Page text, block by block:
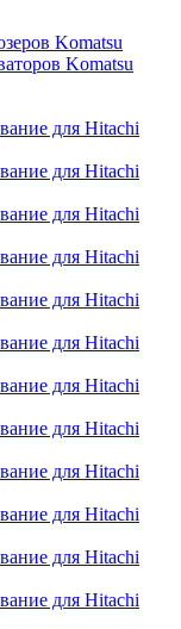
Komatsu
Komatsu
для Hitachi
для Hitachi
для Hitachi
для Hitachi
для Hitachi
для Hitachi
для Hitachi
для Hitachi
для Hitachi
для Hitachi
для Hitachi
для Hitachi